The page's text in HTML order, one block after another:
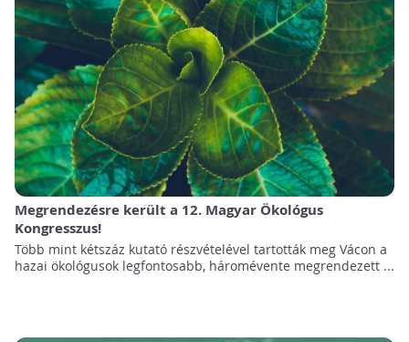
Megrendezésre került a 12. Magyar Ökológus
Kongresszus!
Több mint kétszáz kutató részvételével tartották meg Vácon a
hazai ökológusok legfontosabb, háromévente megrendezett ...